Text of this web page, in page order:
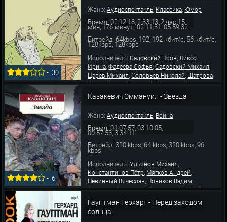
-30
Жанр:Аудиоспектакль, Классика, Юмор
Время: 02:12:18, 2:33:13, 2 час 15
мин, 176 минут., 02:11:31, 05:59:32
Битрейд: 64kbps, 192, 192 кбит/с, 56 кбит/с,
128kbps, 128kbps
Исполнитель:Садовский Пров,Ликсо
Ирина,Фадеева Софья,Садовский Михаил,
Царёв Михаил,Соловьев Николай, Шатрова
Елена
Рыжов Николай Красавин Виктор
Турчанинова Евдокия Рыжова Варвара
Григоровская Нина, Яблочкина Александра
-6
Казакевич Эммануил - Звезда
Жанр:Аудиоспектакль, Война
Время: 01:07:57, 03:10:05,
00:57:53, 3:34:11
Битрейд: 320 kbps, 64 kbps, 320 kbps, 96
kbps
Исполнитель:Ульянов Михаил,
Константинов Пётр, Мягков Андрей,
Невинный Вячеслав, Новиков Вадим,
Талызина Валентина Румянцев Георгий
Лазарев Всеволод Бородин Дмитрий
Садовский Михаил,Водяной Александр,
Фролов Геннадий
Гауптман Герхарт - Перед заходом
солнца